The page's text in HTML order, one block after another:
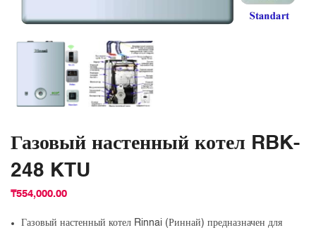
Газовый настенный котел RBK-
248 KTU
₸554,000.00
Газовый настенный котел Rinnai (Риннай) предназначен для